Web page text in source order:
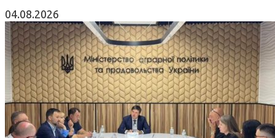
04.08.2026